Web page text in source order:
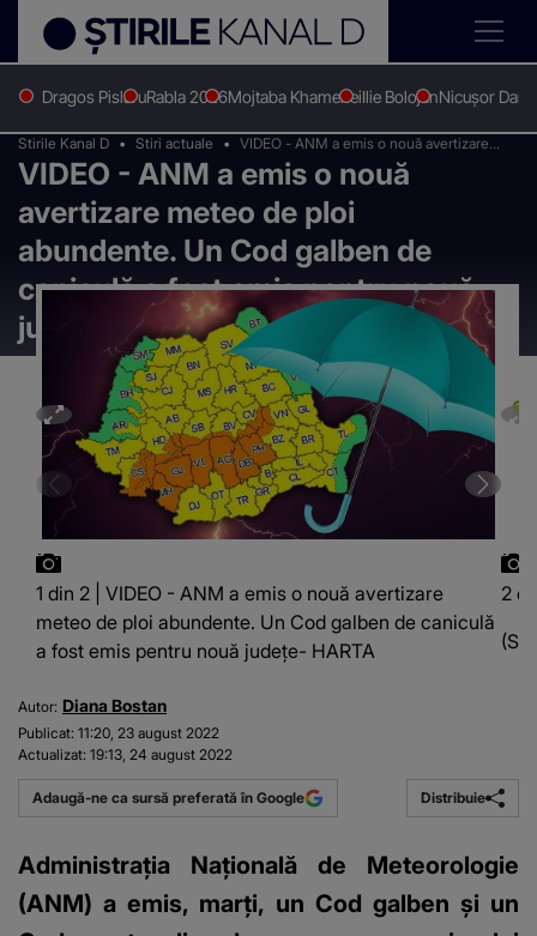
Dragos PislaruRabla 2026Mojtaba KhameneiIlie BolojanNicușor Dan
Stirile Kanal D Stiri actuale
VIDEO - ANM a emis o nouă avertizare
meteo de ploi abundente. Un Cod galben
de caniculă a fost emis pentru nouă
județe- HARTA
VIDEO - ANM a emis o nouă
avertizare meteo de ploi
abundente. Un Cod galben de
caniculă a fost emis pentru nouă
județe- HARTA
1 din 2 | VIDEO - ANM a emis o nouă avertizare
meteo de ploi abundente. Un Cod galben de caniculă
a fost emis pentru nouă județe- HARTA
2
Autor: Diana Bostan
Publicat: 11:20, 23 august 2022
Actualizat: 19:13, 24 august 2022
Adaugă-ne ca sursă preferată în Google Distribuie
Administraţia Naţională de Meteorologie
(ANM) a emis, marţi, un Cod galben și un